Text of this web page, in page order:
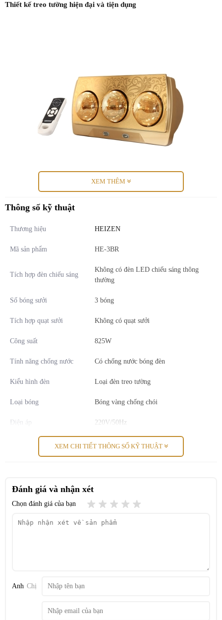
Thiết kế treo tường hiện đại và tiện dụng
với góc treo phù hợp để tăng tối đa hiệu quả làm ấm. Màu sắc thì
giúp cho không gian nhà trở nên sang trọng hơn.
hồng ngoại phù hợp để đảm bảo phát ra các tia hồng ngoại thân
thiện với làn da, không hề gây bỏng, nguội rất nhanh và có thể thay
Thiết kế mỗi bóng đèn đều có công tắc riêng biệt
XEM THÊM
Thông số kỹ thuật
Thương hiệu HEIZEN
Mã sản phẩm HE-3BR
Tích hợp đèn chiếu sáng
Không có đèn LED chiếu sáng thông
thường
Số bóng sưởi 3 bóng
Tích hợp quạt sưởi Không có quạt sưởi
Công suất 825W
Tính năng chống nước Có chống nước bóng đèn
Kiểu hình đèn Loại đèn treo tường
Loại bóng Bóng vàng chống chói
Điện áp 220V/50Hz
Dây đen
XEM CHI TIẾT THÔNG SỐ KỸ THUẬT
Đánh giá và nhận xét
Chọn đánh giá của bạn
Anh Chị